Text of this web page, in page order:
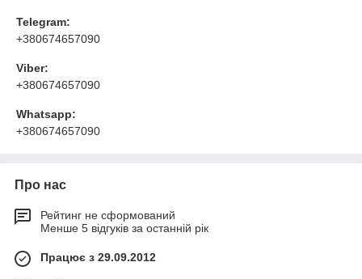
Telegram:
+380674657090
Viber:
+380674657090
Whatsapp:
+380674657090
Про нас
Рейтинг не сформований
Менше 5 відгуків за останній рік
Працює з 29.09.2012